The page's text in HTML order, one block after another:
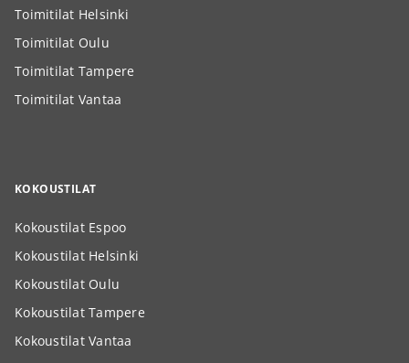
Toimitilat Helsinki
Toimitilat Oulu
Toimitilat Tampere
Toimitilat Vantaa
KOKOUSTILAT
Kokoustilat Espoo
Kokoustilat Helsinki
Kokoustilat Oulu
Kokoustilat Tampere
Kokoustilat Vantaa